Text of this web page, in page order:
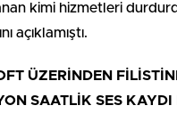
kimi hizmetleri
açıklamıştı.
ÜZERİNDEN
SAATLİK SES KAYDI